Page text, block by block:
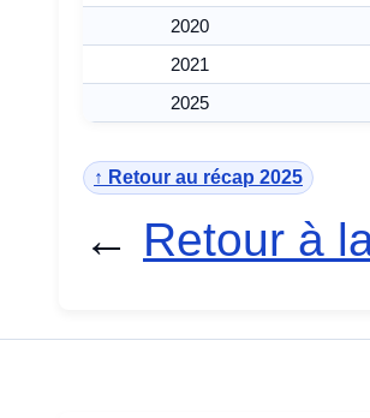
2020
2021
2025
↑ Retour au récap 2025
← Retour à